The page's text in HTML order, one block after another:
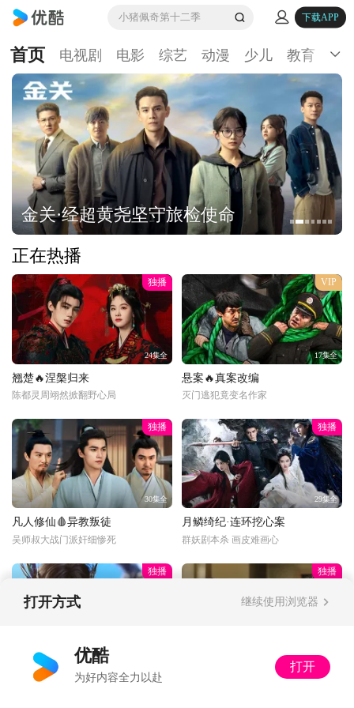
小猪佩奇第十二季 下载APP
首页 电视剧 电影 综艺 动漫 少儿 教育 生
金关·经超黄尧坚守旅检使命
正在热播
独播
24集全
翘楚🔥涅槃归来
陈都灵周翊然掀翻野心局
VIP
17集全
悬案🔥真案改编
灭门逃犯竟变名作家
独播
30集全
凡人修仙🩸异教叛徒
吴师叔大战门派奸细惨死
独播
29集全
月鳞绮纪·连环挖心案
群妖剧本杀 画皮难画心
独播
光阴年番💥狂吸祖地
二牛上嘴啃神像脚趾
独播
以法之名·饭局被做局
打开方式 继续使用浏览器
优酷
为好内容全力以赴
打开